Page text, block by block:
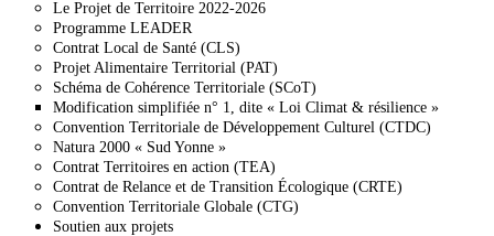
Le Projet de Territoire 2022-2026
Programme LEADER
Contrat Local de Santé (CLS)
Projet Alimentaire Territorial (PAT)
Schéma de Cohérence Territoriale (SCoT)
Modification simplifiée n° 1, dite « Loi Climat & résilience »
Convention Territoriale de Développement Culturel (CTDC)
Natura 2000 « Sud Yonne »
Contrat Territoires en action (TEA)
Contrat de Relance et de Transition Écologique (CRTE)
Convention Territoriale Globale (CTG)
Soutien aux projets